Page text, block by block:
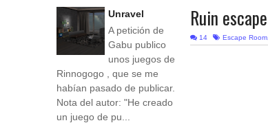
Ruin escape
14 Escape Room
Unravel
A petición de
Gabu publico
unos juegos de
Rinnogogo , que se me
habían pasado de publicar.
Nota del autor: "He creado
un juego de pu...